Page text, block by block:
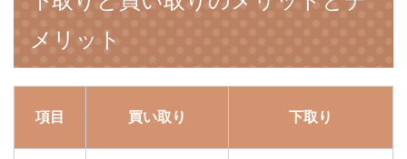
車の買取査定に来たカーチス・ガリバ
メリット
項目 買い取り 下取り